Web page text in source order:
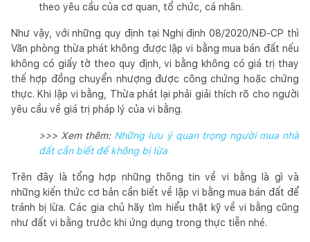
theo yêu cầu của cơ quan, tổ chức, cá nhân.
Như vậy, với những quy định tại Nghị định 08/2020/NĐ-CP thì
Văn phòng thừa phát không được lập vi bằng mua bán đất nếu
không có giấy tờ theo quy định, vi bằng không có giá trị thay
thế hợp đồng chuyển nhượng được công chứng hoặc chứng
thực. Khi lập vi bằng, Thừa phát lại phải giải thích rõ cho người
yêu cầu về giá trị pháp lý của vi bằng.
>>> Xem thêm: Những lưu ý quan trọng người mua nhà
đất cần biết để không bị lừa
Trên đây là tổng hợp những thông tin về vi bằng là gì và
những kiến thức cơ bản cần biết về lập vi bằng mua bán đất để
tránh bị lừa. Các gia chủ hãy tìm hiểu thật kỹ về vi bằng cũng
như đất vi bằng trước khi ứng dụng trong thực tiễn nhé.